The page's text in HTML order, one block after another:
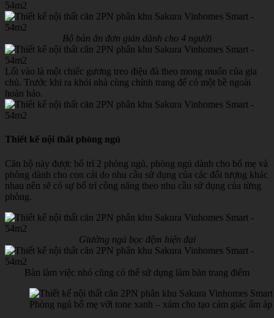
Bộ bàn ăn đơn giản dành cho 4 người
Lối vào là một chiếc gương treo điệu đà theo mong muốn của gia
chủ. Trước khi ra khỏi nhà cùng chỉnh trang để có một bề ngoài
hoàn hảo.
Thiết kế nội thất phòng ngủ
Căn hộ này được bố trí 2 phòng ngủ, phòng ngủ dành cho bố mẹ và
phòng dành cho con cái do nhu cầu sử dụng của các đối tượng khác
nhau nên sẽ có sự bố trí công năng theo nhu cầu sử dụng của từng
phòng.
Giường ngủ bọc đệm hiện đại
Bàn làm việc nhỏ cũng có thể sử dụng làm bàn trang điểm
Phòng ngủ bố mẹ với tone xanh – xám cho tạo cảm giác ấm